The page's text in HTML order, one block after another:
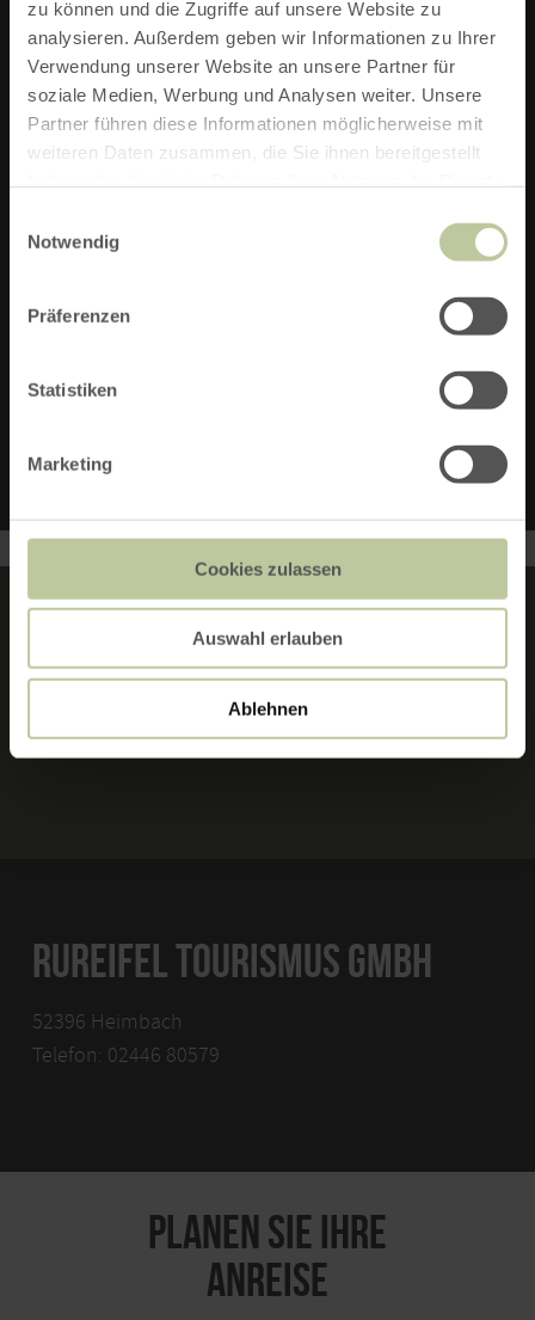
zu können und die Zugriffe auf unsere Website zu
analysieren. Außerdem geben wir Informationen zu Ihrer
Verwendung unserer Website an unsere Partner für
soziale Medien, Werbung und Analysen weiter. Unsere
Partner führen diese Informationen möglicherweise mit
weiteren Daten zusammen, die Sie ihnen bereitgestellt
Notwendig
Präferenzen
Statistiken
Marketing
Cookies zulassen
Auswahl erlauben
Ablehnen
ZIEL:
NATIONALPARK TOR NIDEGGEN
STRECKE:49,5 KM
DAUER:3:21 H
SCHWIERIGKEIT:
TOURENART:
MERKMALE:
RUNDTOUR
RUREIFEL TOURISMUS GMBH
52396 Heimbach
Telefon: 02446 80579
PLANEN SIE IHRE
ANREISE